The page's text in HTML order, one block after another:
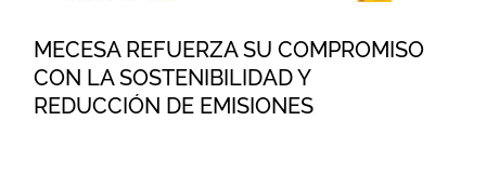
MECESA REFUERZA SU COMPROMISO
CON LA SOSTENIBILIDAD Y
REDUCCIÓN DE EMISIONES